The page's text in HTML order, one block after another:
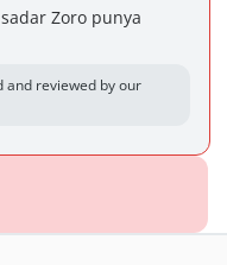
Zoro punya
and reviewed by our